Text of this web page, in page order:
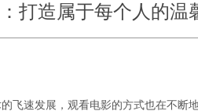
打造属于每个人的温
飞速发展，观看电影的方式也在不断